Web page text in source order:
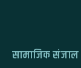
सामाजिक संजाल